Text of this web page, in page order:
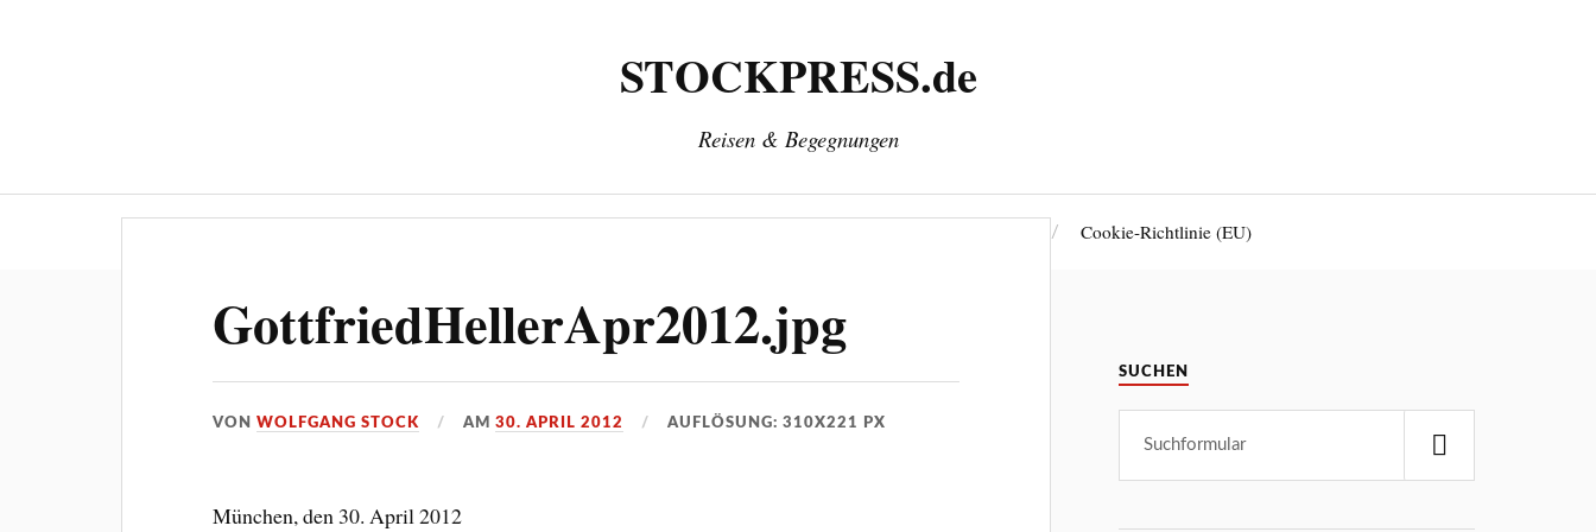
STOCKPRESS.de
Reisen & Begegnungen
Cookie-Richtlinie (EU)
GottfriedHellerApr2012.jpg
VONWOLFGANG STOCK AM30. APRIL 2012 AUFLÖSUNG: 310X221 PX
München, den 30. April 2012
SUCHEN